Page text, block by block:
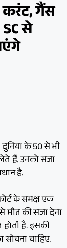
करंट, गैंस
से
के 50 से भी
हैं. उनको सजा
है.
के समक्ष एक
मौत की सजा देना
है. इसकी
चाहिए.